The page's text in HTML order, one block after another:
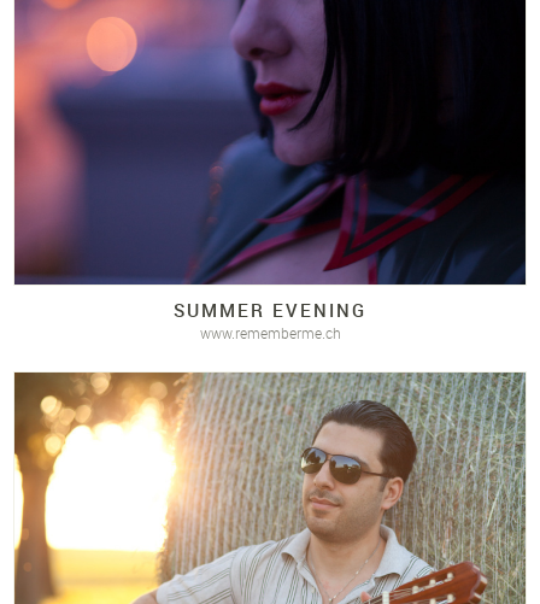
SUMMER EVENING
www.rememberme.ch